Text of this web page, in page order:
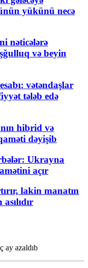
yükünü necə
nəticələrə
və beyin
vətəndaşlar
tələb edə
hibrid və
dəyişib
Ukrayna
açır
lakin manatın
ay azaldıb